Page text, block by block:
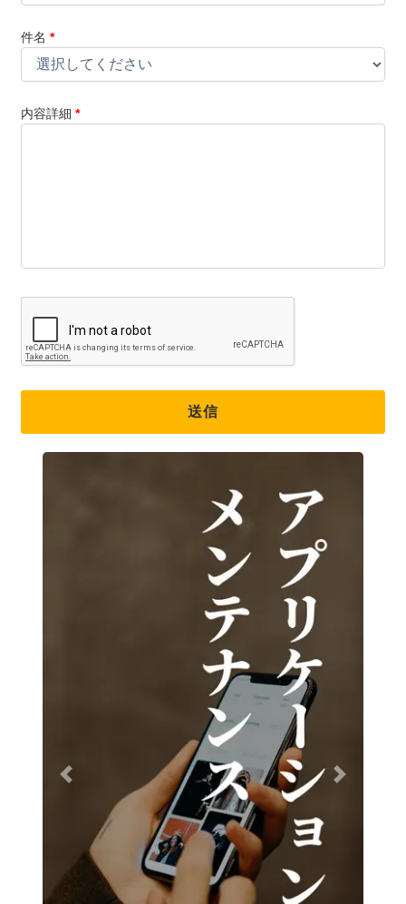
件名 *
内容詳細 *
送信